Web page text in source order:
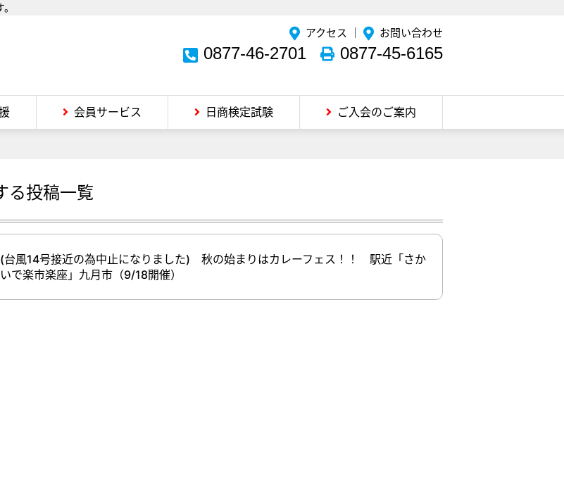
アクセス お問い合わせ
0877-46-2701 0877-45-6165
会員サービス 日商検定試験 ご入会のご案内
る投稿一覧
(台風14号接近の為中止になりました) 秋の始まりはカレーフェス！！ 駅近「さか
いで楽市楽座」九月市（9/18開催）